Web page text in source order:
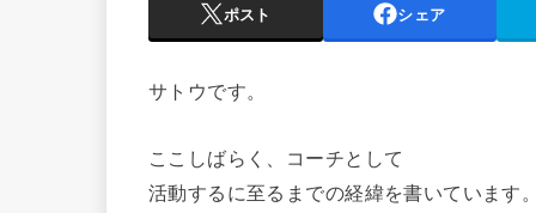
ポスト シェア
サトウです。
ここしばらく、コーチとして
活動するに至るまでの経緯を書いています